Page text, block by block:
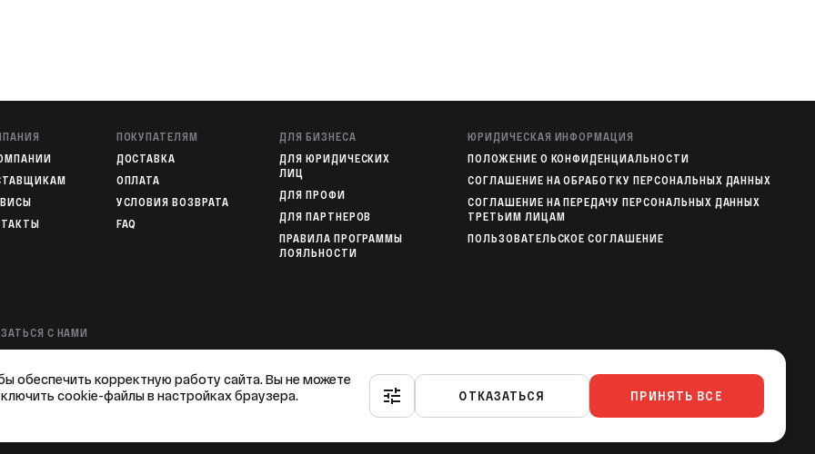
ПОКУПАТЕЛЯМ
ДОСТАВКА
ОПЛАТА
УСЛОВИЯ ВОЗВРАТА
FAQ
ДЛЯ БИЗНЕСА
ДЛЯ ЮРИДИЧЕСКИХ
ЛИЦ
ДЛЯ ПРОФИ
ДЛЯ ПАРТНЕРОВ
ПРАВИЛА ПРОГРАММЫ
ЛОЯЛЬНОСТИ
ЮРИДИЧЕСКАЯ ИНФОРМАЦИЯ
ПОЛОЖЕНИЕ О КОНФИДЕНЦИАЛЬНОСТИ
СОГЛАШЕНИЕ НА ОБРАБОТКУ ПЕРСОНАЛЬНЫХ ДАННЫХ
СОГЛАШЕНИЕ НА ПЕРЕДАЧУ ПЕРСОНАЛЬНЫХ ДАННЫХ
ТРЕТЬИМ ЛИЦАМ
ПОЛЬЗОВАТЕЛЬСКОЕ СОГЛАШЕНИЕ
С НАМИ
136-72-49— ГОРЯЧАЯ ЛИНИЯ
TERM.RU
МОБИЛЬНЫЕ ПРИЛОЖЕНИЯ
обеспечить корректную работу сайта. Вы не можете
cookie-файлы в настройках браузера.
ОТКАЗАТЬСЯ ПРИНЯТЬ ВСЕ